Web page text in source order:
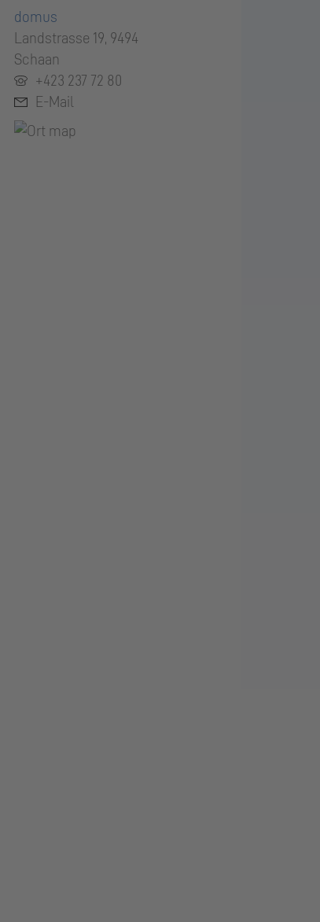
domus
Landstrasse 19, 9494
Schaan
+423 237 72 80
E-Mail